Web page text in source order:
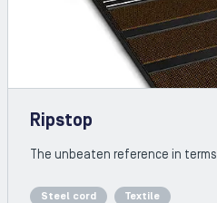
Steel cord Textile
Ripstop
The unbeaten reference in